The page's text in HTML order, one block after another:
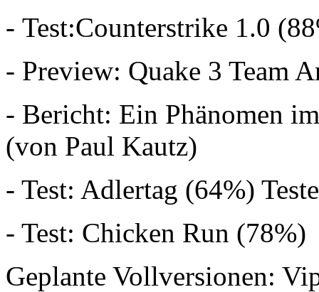
- Test:Counterstrike 1.0
- Preview: Quake 3 Team
- Bericht: Ein Phänomen
(von Paul Kautz)
- Test: Adlertag (64%)
- Test: Chicken Run (78%)
Geplante Vollversionen: